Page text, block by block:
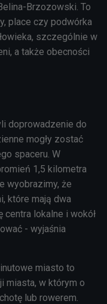
Brzozowski. To
place czy podwórka
szczególnie w
a także obecności
doprowadzenie do
mogły zostać
spaceru. W
1,5 kilometra
wyobrazimy, że
które mają dwa
lokalne i wokół
- wyjaśnia
miasto to
miasta, w którym o
lub rowerem.